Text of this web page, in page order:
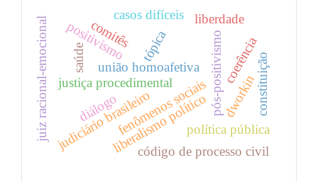
fenômenos sociaispós-positivismo
justiça procedimental
liberalismo político
união homoafetiva
judiciário brasileiro
positivismo
política pública
dworkin
coerência
tópica
código de processo civil
saúde
diálogo
comitês liberdade
constituição
juiz racional-emocional
casos difíceis